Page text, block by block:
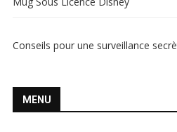
Conseils pour une surveillance
MENU